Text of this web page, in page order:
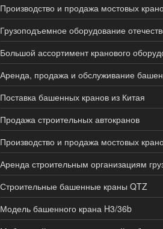
Производство и продажа мостовых
Грузоподъемное оборудование
Большой ассортимент кранового
Аренда, продажа и обслуживание
Поставка башенных кранов из Китая
Продажа строительных автокранов
Производство и продажа мостовых
Аренда строительным организациям
Строительные башенные краны QTZ
Модель башенного крана H3/36b